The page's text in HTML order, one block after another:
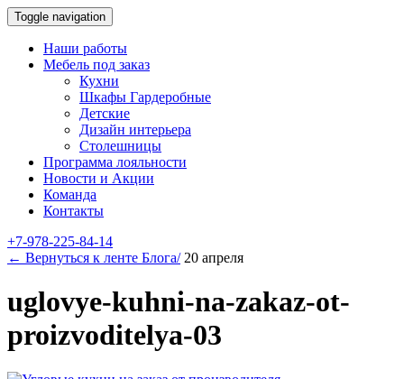
Toggle navigation
Наши работы
Мебель под заказ
Кухни
Шкафы Гардеробные
Детские
Дизайн интерьера
Столешницы
Программа лояльности
Новости и Акции
Команда
Контакты
+7-978-225-84-14
← Вернуться к ленте Блога/ 20 апреля
uglovye-kuhni-na-zakaz-ot-
proizvoditelya-03